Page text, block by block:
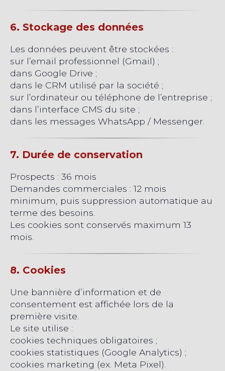
6. Stockage des données
Les données peuvent être stockées :
sur l’email professionnel (Gmail) ;
dans Google Drive ;
dans le CRM utilisé par la société ;
sur l’ordinateur ou téléphone de l’entreprise ;
dans l’interface CMS du site ;
dans les messages WhatsApp / Messenger.
7. Durée de conservation
Prospects : 36 mois
Demandes commerciales : 12 mois
minimum, puis suppression automatique au
terme des besoins.
Les cookies sont conservés maximum 13
mois.
8. Cookies
Une bannière d’information et de
consentement est affichée lors de la
première visite.
Le site utilise :
cookies techniques obligatoires ;
cookies statistiques (Google Analytics) ;
cookies marketing (ex. Meta Pixel).